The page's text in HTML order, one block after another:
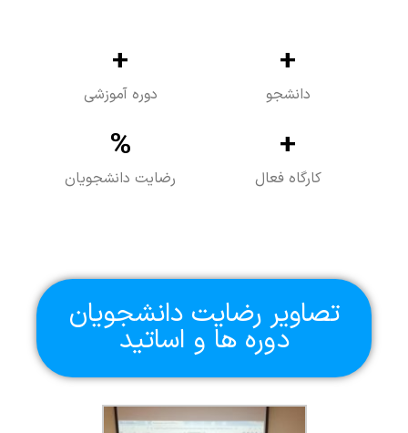
دانشجو
+
دوره آموزشی
+
کارگاه فعال
+
رضایت دانشجویان
%
تصاویر رضایت دانشجویان
دوره ها و اساتید